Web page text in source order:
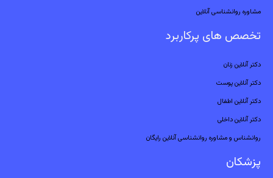
مشاوره روانشناسی آنلاین
تخصص های پرکاربرد
دکتر آنلاین زنان
دکتر آنلاین پوست
دکتر آنلاین اطفال
دکتر آنلاین داخلی
روانشناس و مشاوره روانشناسی آنلاین رایگان
پزشکان